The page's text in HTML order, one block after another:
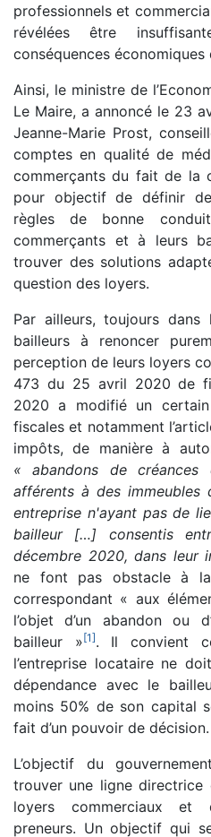
professionnels et
révélées être
conséquences économiques
Ainsi, le ministre de
Le Maire, a annoncé le 23
Jeanne-Marie Prost,
comptes en qualité de
commerçants du fait de la
pour objectif de définir
règles de bonne
commerçants et à leurs
trouver des solutions
question des loyers.
Par ailleurs, toujours dans
bailleurs à renoncer
perception de leurs loyers
473 du 25 avril 2020 de
2020 a modifié un
fiscales et notamment
impôts, de manière à
« abandons de
afférents à des immeubles
entreprise n'ayant pas de
bailleur […] consentis
décembre 2020, dans leur
ne font pas obstacle à
correspondant « aux
l’objet d’un abandon ou
bailleur »[1]. Il convient
l’entreprise locataire ne
dépendance avec le
moins 50% de son capital
fait d’un pouvoir de décision.
L’objectif du
trouver une ligne
loyers commerciaux et
preneurs. Un objectif qui